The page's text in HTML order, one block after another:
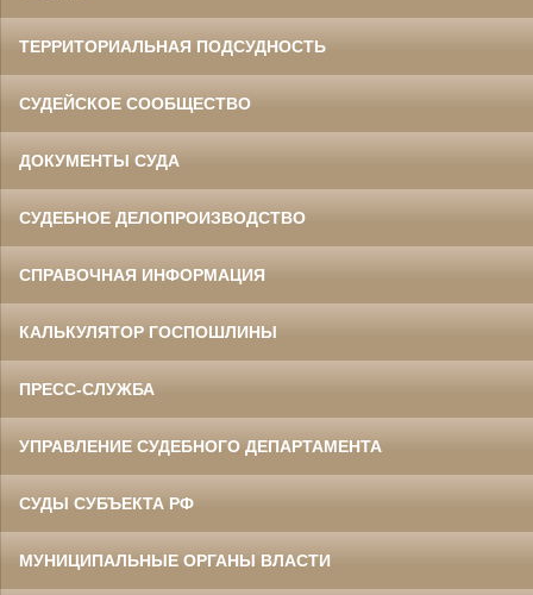
ТЕРРИТОРИАЛЬНАЯ ПОДСУДНОСТЬ
СУДЕЙСКОЕ СООБЩЕСТВО
ДОКУМЕНТЫ СУДА
СУДЕБНОЕ ДЕЛОПРОИЗВОДСТВО
СПРАВОЧНАЯ ИНФОРМАЦИЯ
КАЛЬКУЛЯТОР ГОСПОШЛИНЫ
ПРЕСС-СЛУЖБА
УПРАВЛЕНИЕ СУДЕБНОГО ДЕПАРТАМЕНТА
СУДЫ СУБЪЕКТА РФ
МУНИЦИПАЛЬНЫЕ ОРГАНЫ ВЛАСТИ